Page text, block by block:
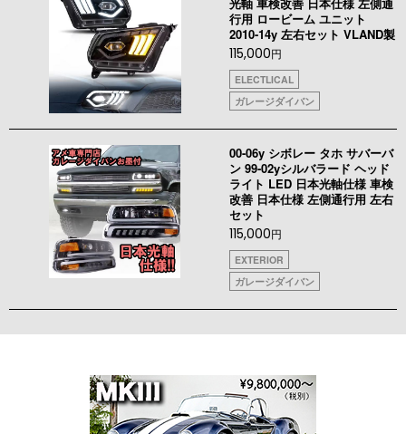
行用 ロービーム ユニット
2010-14y 左右セット VLAND製
115,000円
ELECTLICAL
ガレージダイバン
00-06y シボレー タホ サバーバ
ン 99-02yシルバラード ヘッド
ライト LED 日本光軸仕様 車検
改善 日本仕様 左側通行用 左右
セット
115,000円
EXTERIOR
ガレージダイバン